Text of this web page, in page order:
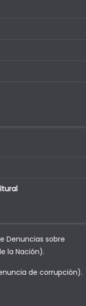
Denuncias sobre
la Nación).
de corrupción).